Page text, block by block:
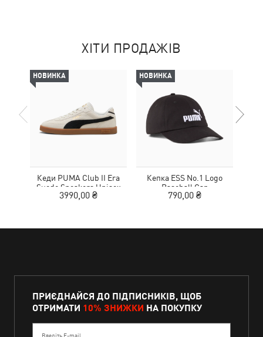
ХІТИ ПРОДАЖІВ
НОВИНКА
Кеди PUMA Club II Era
Suede Sneakers Unisex
3990,00 ₴
НОВИНКА
Кепка ESS No.1 Logo
Baseball Cap
790,00 ₴
ПРИЄДНАЙСЯ ДО ПІДПИСНИКІВ, ЩОБ
ОТРИМАТИ 10% ЗНИЖКИ НА ПОКУПКУ
Введіть E-mail